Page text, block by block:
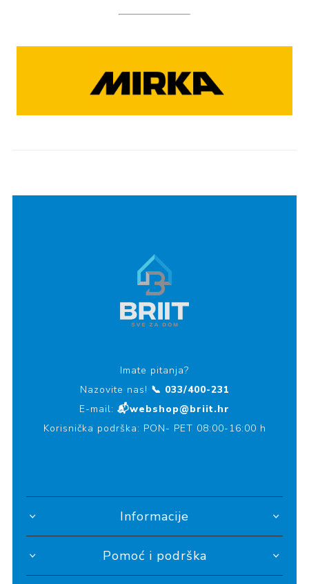
Imate pitanja?
Nazovite nas! 📞 033/400-231
E-mail: 📬webshop@briit.hr
Korisnička podrška: PON- PET 08:00-16:00 h
Informacije
Pomoć i podrška